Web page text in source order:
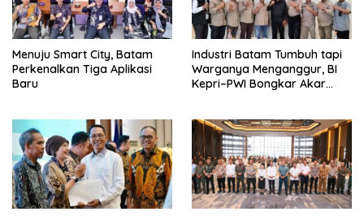
Menuju Smart City, Batam
Perkenalkan Tiga Aplikasi
Baru
Industri Batam Tumbuh tapi
Warganya Menganggur, BI
Kepri–PWI Bongkar Akar